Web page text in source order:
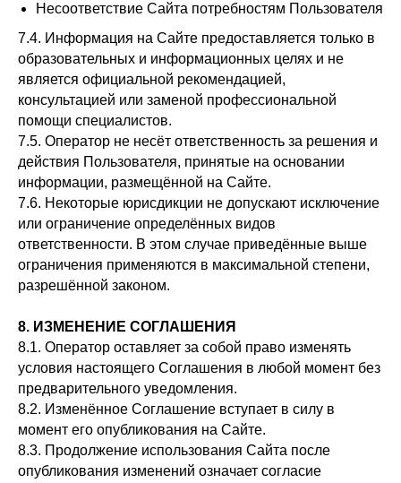
Несоответствие Сайта потребностям Пользователя
7.4. Информация на Сайте предоставляется только в
образовательных и информационных целях и не
является официальной рекомендацией,
консультацией или заменой профессиональной
помощи специалистов.
7.5. Оператор не несёт ответственность за решения и
действия Пользователя, принятые на основании
информации, размещённой на Сайте.
7.6. Некоторые юрисдикции не допускают исключение
или ограничение определённых видов
ответственности. В этом случае приведённые выше
ограничения применяются в максимальной степени,
разрешённой законом.
8. ИЗМЕНЕНИЕ СОГЛАШЕНИЯ
8.1. Оператор оставляет за собой право изменять
условия настоящего Соглашения в любой момент без
предварительного уведомления.
8.2. Изменённое Соглашение вступает в силу в
момент его опубликования на Сайте.
8.3. Продолжение использования Сайта после
опубликования изменений означает согласие